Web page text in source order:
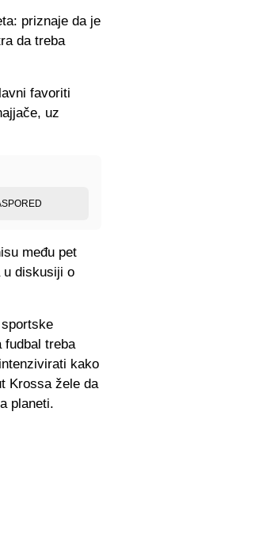
priznaje da je
da treba
favoriti
uz
među pet
u diskusiji o
fudbal treba
kako
Krossa žele da
planeti.